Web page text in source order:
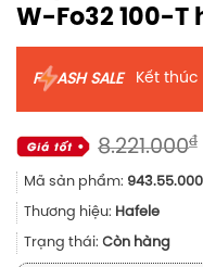
W-Fo32 100-T
F ASH SALE Kết thúc
8.221.000₫
Mã sản phẩm: 943.55.000
Thương hiệu: Hafele
Trạng thái: Còn hàng